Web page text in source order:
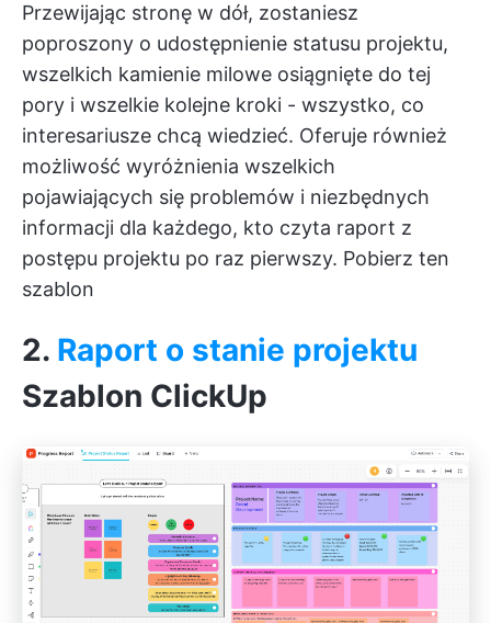
Przewijając stronę w dół, zostaniesz
poproszony o udostępnienie statusu projektu,
wszelkich kamienie milowe osiągnięte do tej
pory i wszelkie kolejne kroki - wszystko, co
interesariusze chcą wiedzieć. Oferuje również
możliwość wyróżnienia wszelkich
pojawiających się problemów i niezbędnych
informacji dla każdego, kto czyta raport z
postępu projektu po raz pierwszy. Pobierz ten
szablon
2. Raport o stanie projektu
Szablon ClickUp